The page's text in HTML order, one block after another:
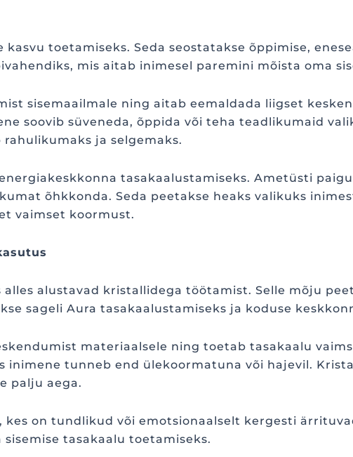
toetamiseks. Seda seostatakse õppimise,
mis aitab inimesel paremini mõista oma
sisemaailmale ning aitab eemaldada liigset
soovib süveneda, õppida või teha teadlikumaid
ja selgemaks.
tasakaalustamiseks. Ametüsti
õhkkonda. Seda peetakse heaks valikuks
vaimset koormust.
alustavad kristallidega töötamist. Selle mõju
sageli Aura tasakaalustamiseks ja koduse
materiaalsele ning toetab tasakaalu
inimene tunneb end ülekoormatuna või hajevil.
palju aega.
on tundlikud või emotsionaalselt kergesti
tasakaalu toetamiseks.